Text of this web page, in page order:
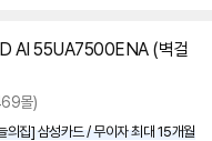
AI 55UA7500ENA (벽걸
몰)
집] 삼성카드 / 무이자 최대 15개월